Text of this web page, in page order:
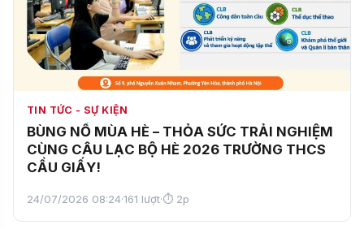
TIN TỨC - SỰ KIỆN
BÙNG NỔ MÙA HÈ – THỎA SỨC TRẢI NGHIỆM
CÙNG CÂU LẠC BỘ HÈ 2026 TRƯỜNG THCS
CẦU GIẤY!
24/07/2026 08:24·161 lượt·⏱ 2p